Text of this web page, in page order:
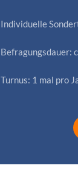
Individuelle
Befragungsdauer:
Turnus: 1 mal pro